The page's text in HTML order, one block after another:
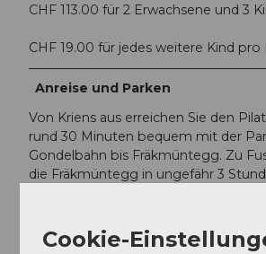
CHF 113.00 für 2 Erwachsene und 3
CHF 19.00 für jedes weitere Kind pro
Anreise und Parken
Von Kriens aus erreichen Sie den
rund 30 Minuten bequem mit der
Gondelbahn bis Fräkmüntegg. Zu
die Fräkmüntegg in ungefähr 3
Facebook
Cookie-